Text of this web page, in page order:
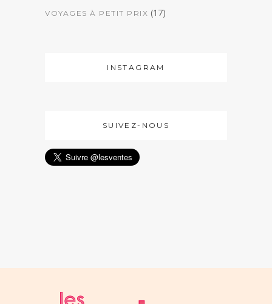
VOYAGES À PETIT PRIX (17)
INSTAGRAM
SUIVEZ-NOUS